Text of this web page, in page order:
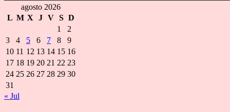
agosto 2026
L M X J V S D
1
2
3
4 5 6 7 8
9
10 11 12 13 14 15 16
17 18 19 20 21 22 23
24 25 26 27 28 29 30
31
« Jul